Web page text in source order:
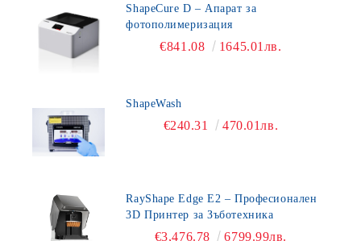
ShapeCure D – Апарат за
фотополимеризация
€841.08 1645.01лв.
ShapeWash
€240.31 470.01лв.
RayShape Edge E2 – Професионален
3D Принтер за Зъботехника
€3,476.78 6799.99лв.